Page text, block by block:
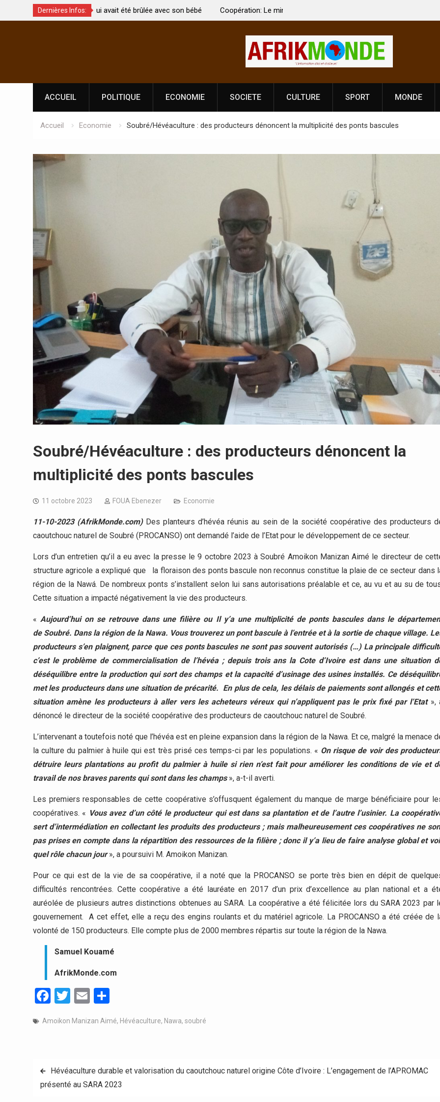
Dernières Infos:
brûlée avec son bébé
Coopération: Le ministre Indien Kirti Vardhan Singh à
Abidjan pour la célébration de la Fête de
Côte d’Ivoire, l’opérateur culturel Soldat
prononce
ACCUEIL POLITIQUE ECONOMIE SOCIETE CULTURE SPORT MONDE
Accueil Economie Soubré/Hévéaculture : des producteurs dénoncent la multiplicité des ponts bascules
Soubré/Hévéaculture : des producteurs dénoncent la
multiplicité des ponts bascules
11 octobre 2023 FOUA Ebenezer Economie
11-10-2023 (AfrikMonde.com)Des planteurs d’hévéa réunis au sein de la société coopérative des producteurs
caoutchouc naturel de Soubré (PROCANSO) ont demandé l’aide de l’Etat pour le développement de ce secteur.
Lors d’un entretien qu’il a eu avec la presse le 9 octobre 2023 à Soubré Amoikon Manizan Aimé le directeur de
structure agricole a expliqué que la floraison des ponts bascule non reconnus constitue la plaie de ce secteur dans
région de la Nawá. De nombreux ponts s’installent selon lui sans autorisations préalable et ce, au vu et au su de
Cette situation a impacté négativement la vie des producteurs.
«Aujourd’hui on se retrouve dans une filière ou Il y’a une multiplicité de ponts bascules dans le
de Soubré. Dans la région de la Nawa. Vous trouverez un pont bascule à l’entrée et à la sortie de chaque village.
producteurs s’en plaignent, parce que ces ponts bascules ne sont pas souvent autorisés (…) La principale
c’est le problème de commercialisation de l’hévéa ; depuis trois ans la Cote d’Ivoire est dans une situation
déséquilibre entre la production qui sort des champs et la capacité d’usinage des usines installés. Ce
met les producteurs dans une situation de précarité. En plus de cela, les délais de paiements sont allongés et
situation amène les producteurs à aller vers les acheteurs véreux qui n’appliquent pas le prix fixé par l’Etat»,
dénoncé le directeur de la société coopérative des producteurs de caoutchouc naturel de Soubré.
L’intervenant a toutefois noté que l’hévéa est en pleine expansion dans la région de la Nawa. Et ce, malgré la menace
la culture du palmier à huile qui est très prisé ces temps-ci par les populations. « On risque de voir des
détruire leurs plantations au profit du palmier à huile si rien n’est fait pour améliorer les conditions de vie et
travail de nos braves parents qui sont dans les champs», a-t-il averti.
Les premiers responsables de cette coopérative s’offusquent également du manque de marge bénéficiaire pour
coopératives. « Vous avez d’un côté le producteur qui est dans sa plantation et de l’autre l’usinier. La
sert d’intermédiation en collectant les produits des producteurs ; mais malheureusement ces coopératives ne
pas prises en compte dans la répartition des ressources de la filière ; donc il y’a lieu de faire analyse global et
quel rôle chacun jour», a poursuivi M. Amoikon Manizan.
Pour ce qui est de la vie de sa coopérative, il a noté que la PROCANSO se porte très bien en dépit de
difficultés rencontrées. Cette coopérative a été lauréate en 2017 d’un prix d’excellence au plan national et a
auréolée de plusieurs autres distinctions obtenues au SARA. La coopérative a été félicitée lors du SARA 2023 par
gouvernement. A cet effet, elle a reçu des engins roulants et du matériel agricole. La PROCANSO a été créée de
volonté de 150 producteurs. Elle compte plus de 2000 membres répartis sur toute la région de la Nawa.
Samuel Kouamé
AfrikMonde.com
Facebook
TwitterEmail
Amoikon Manizan Aimé, Hévéaculture, Nawa, soubré
Navigation
de
Hévéaculture durable et valorisation du caoutchouc naturel origine Côte d’Ivoire : L’engagement de l’APROMAC
présenté au SARA 2023